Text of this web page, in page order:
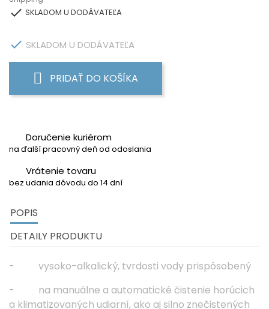
 SKLADOM U DODÁVATEĽA
 SKLADOM U DODÁVATEĽA
PRIDAŤ DO KOŠÍKA
Doručenie kuriérom
na ďalší pracovný deň od odoslania
Vrátenie tovaru
bez udania dôvodu do 14 dní
POPIS
DETAILY PRODUKTU
- vysoko-alkalický, tvrdosti vody prispôsobený
- na manuálne a automatické čistenie horúcich
a klimatizovaných udiarní, ako aj silno znečistených